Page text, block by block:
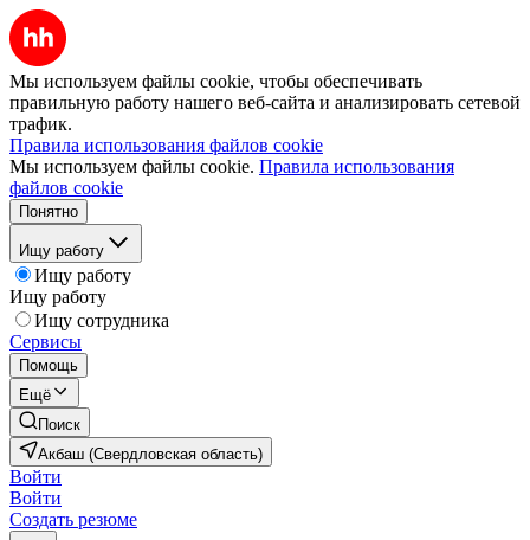
Мы используем файлы cookie, чтобы обеспечивать
правильную работу нашего веб-сайта и анализировать сетевой
трафик.
Правила использования файлов cookie
Мы используем файлы cookie. Правила использования
файлов cookie
Понятно
Ищу работу
Ищу работу
Ищу работу
Ищу сотрудника
Сервисы
Помощь
Ещё
Поиск
Акбаш (Свердловская область)
Войти
Войти
Создать резюме